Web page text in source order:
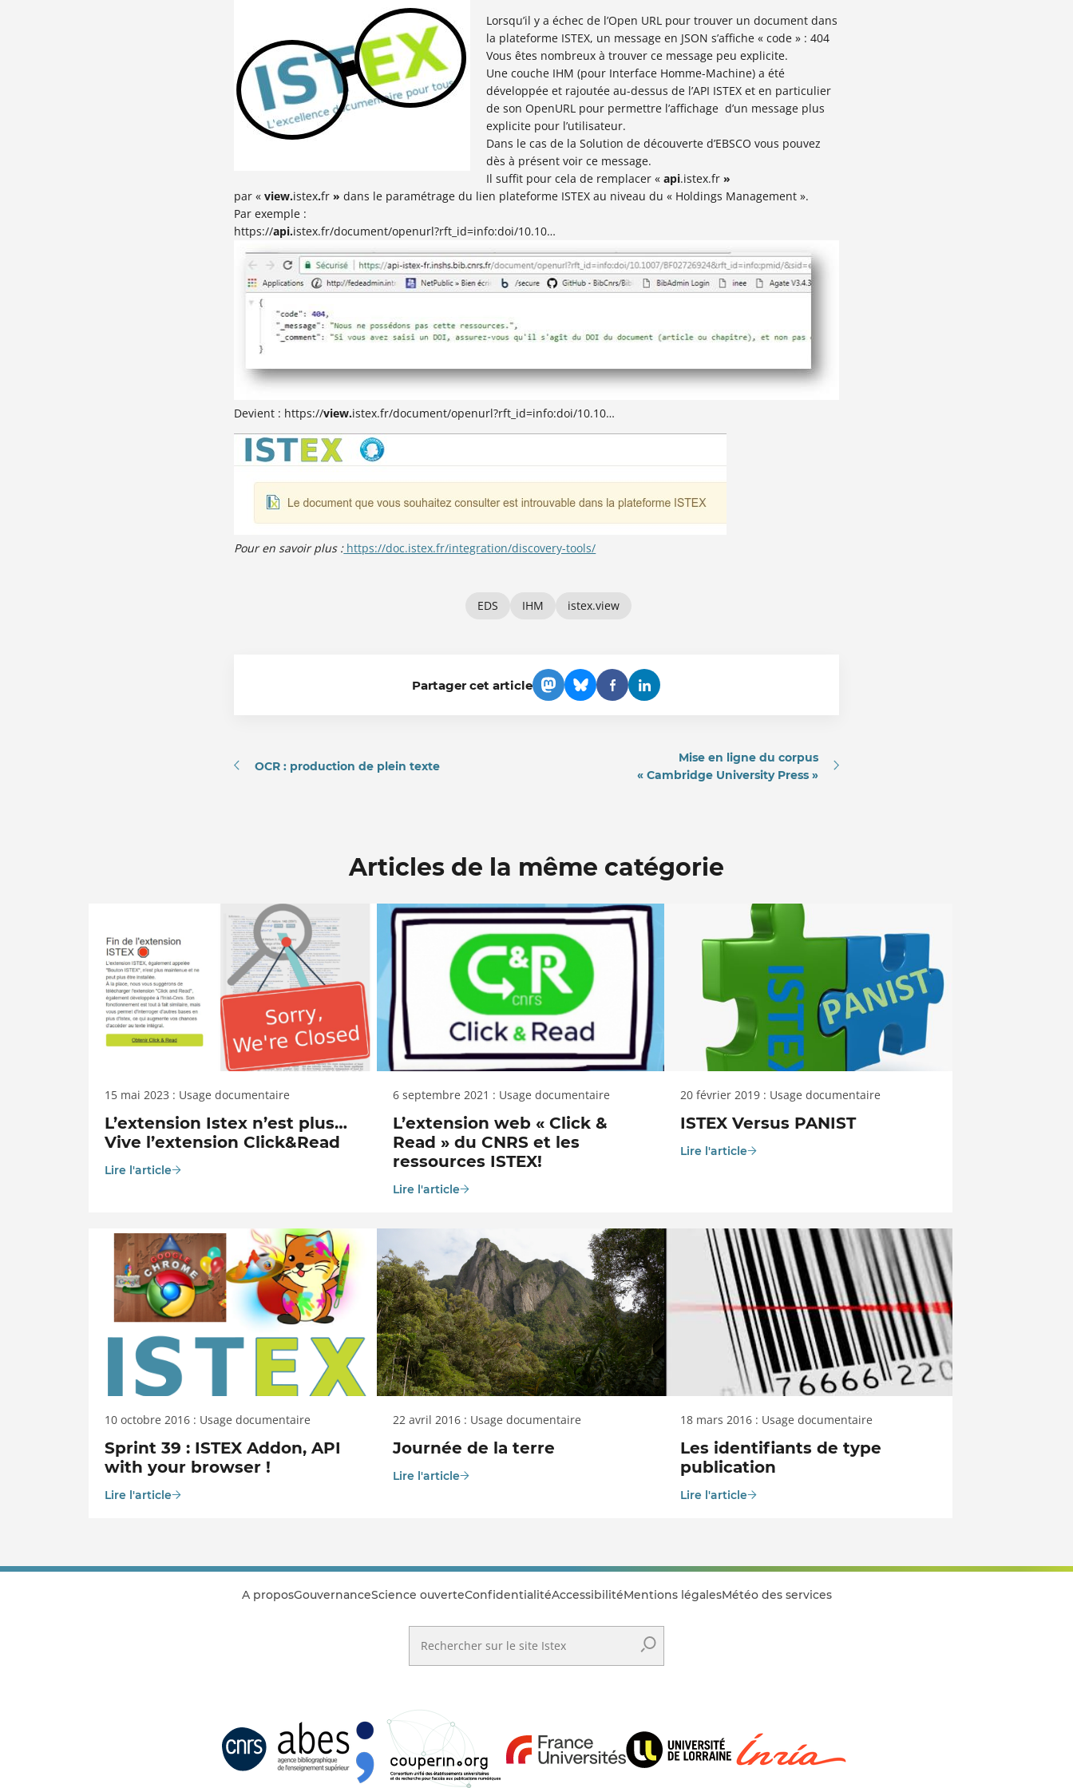
Lorsqu’il y a échec de l’Open URL pour trouver un document dans
la plateforme ISTEX, un message en JSON s’affiche « code » : 404
Vous êtes nombreux à trouver ce message peu explicite.
Une couche IHM (pour Interface Homme-Machine) a été
développée et rajoutée au-dessus de l’API ISTEX et en particulier
de son OpenURL pour permettre l’affichage d’un message plus
explicite pour l’utilisateur.
Dans le cas de la Solution de découverte d’EBSCO vous pouvez
dès à présent voir ce message.
Il suffit pour cela de remplacer «api.istex.fr»
par «view.istex.fr» dans le paramétrage du lien plateforme ISTEX au niveau du « Holdings Management ».
Par exemple :
https://api.istex.fr/document/openurl?rft_id=info:doi/10.10…
Devient : https://view.istex.fr/document/openurl?rft_id=info:doi/10.10…
Pour en savoir plus :https://doc.istex.fr/integration/discovery-tools/
EDS IHM istex.view
Partager cet article
OCR : production de plein texte
Mise en ligne du corpus
« Cambridge University Press »
Articles de la même catégorie
15 mai 2023 : Usage documentaire
L’extension Istex n’est plus…
Vive l’extension Click&Read
Lire l'article
6 septembre 2021 : Usage documentaire
L’extension web « Click &
Read » du CNRS et les
ressources ISTEX!
Lire l'article
20 février 2019 : Usage documentaire
ISTEX Versus PANIST
Lire l'article
10 octobre 2016 : Usage documentaire
Sprint 39 : ISTEX Addon, API
with your browser !
Lire l'article
22 avril 2016 : Usage documentaire
Journée de la terre
Lire l'article
18 mars 2016 : Usage documentaire
Les identifiants de type
publication
Lire l'article
A proposGouvernanceScience ouverteConfidentialitéAccessibilitéMentions légalesMétéo des services